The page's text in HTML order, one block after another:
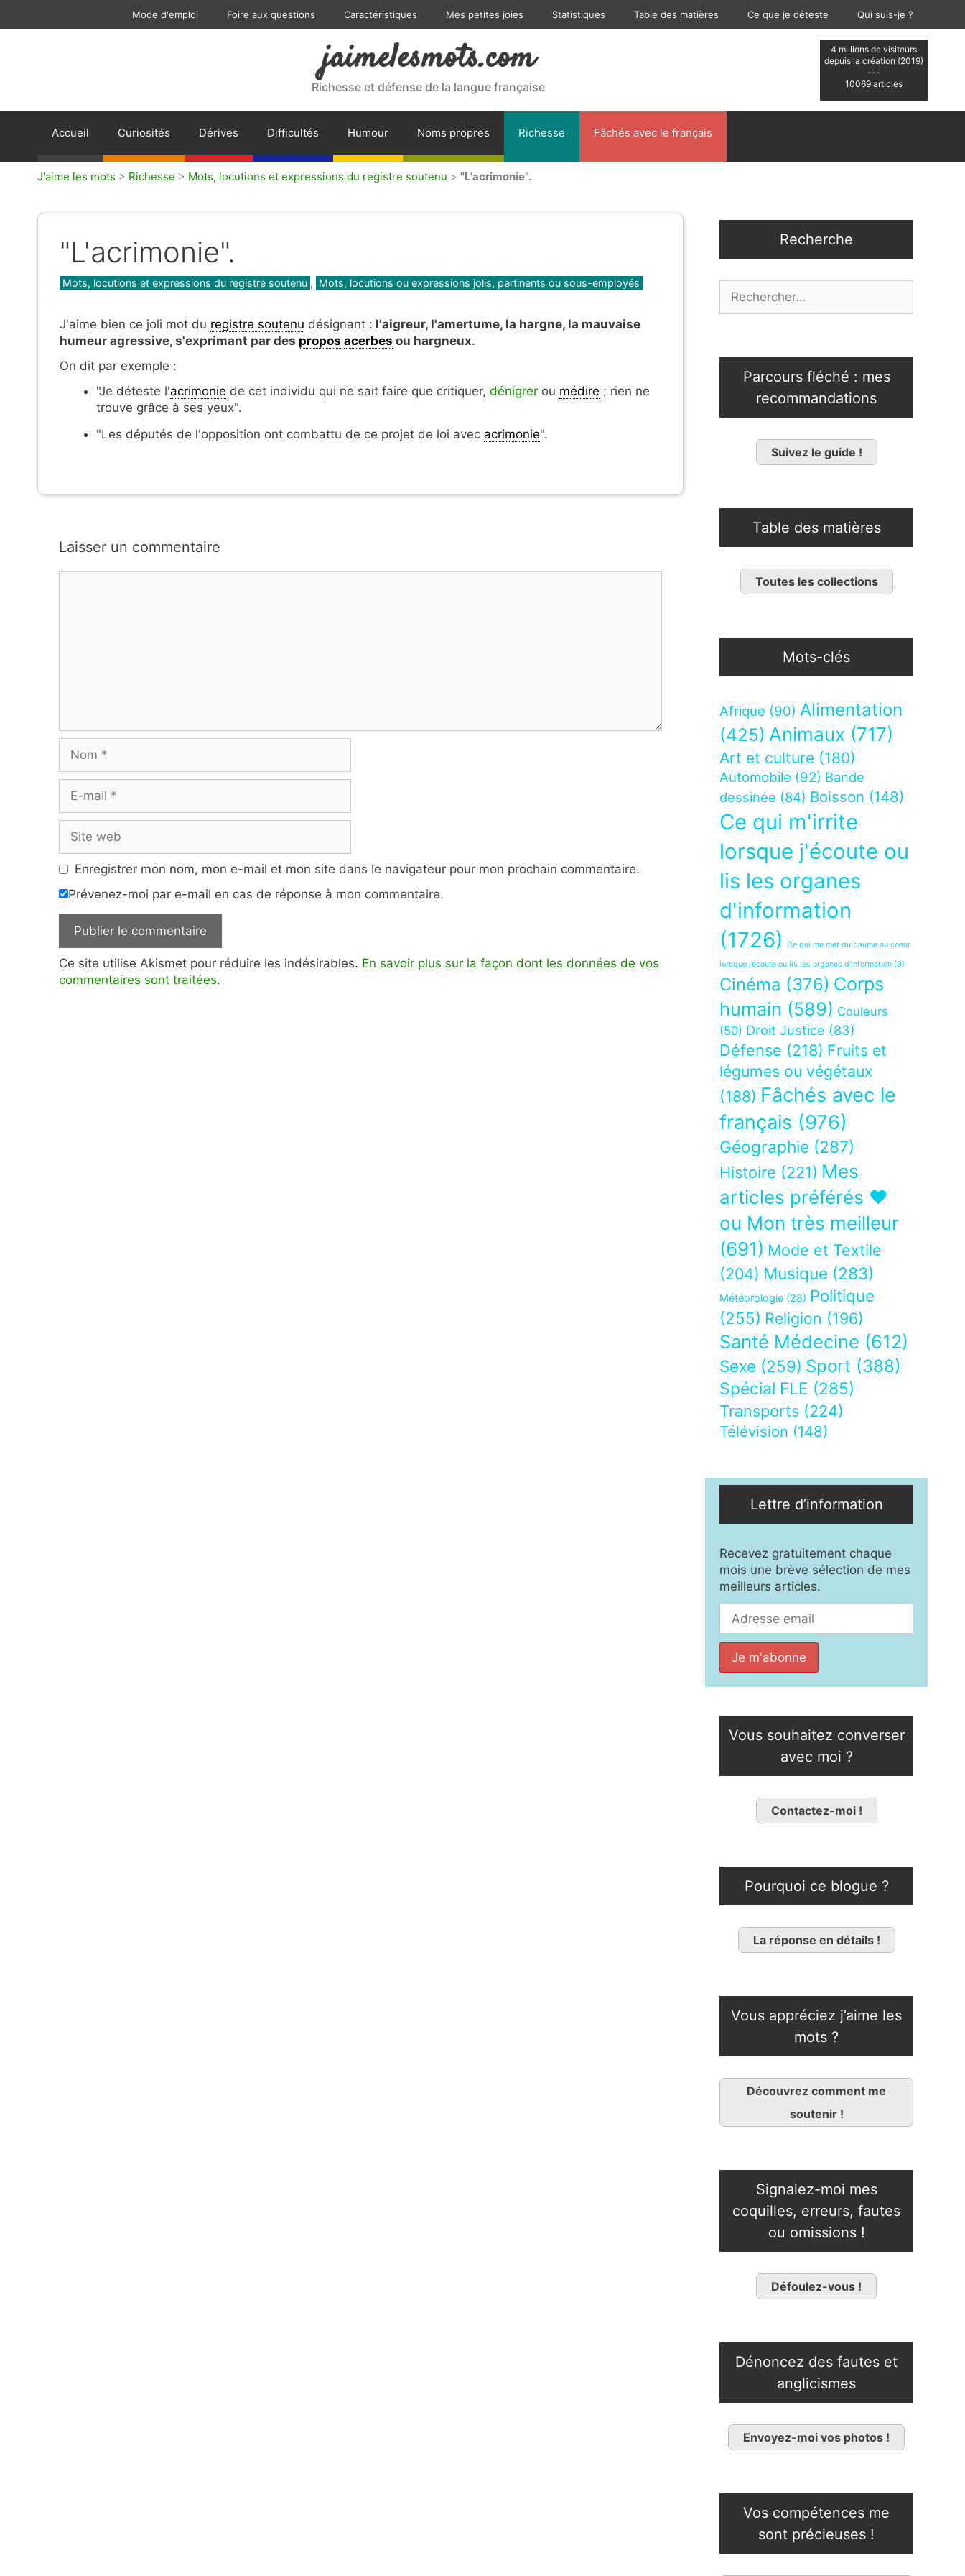
Mode d'emploi Foire aux questions Caractéristiques Mes petites joies Statistiques Table des matières Ce que je déteste Qui suis-je ?
4 millions de visiteurs
depuis la création (2019)
---
10069 articles
jaimelesmots.com
Richesse et défense de la langue française
Accueil Curiosités Dérives Difficultés Humour Noms propres Richesse Fâchés avec le français
J'aime les mots > Richesse > Mots, locutions et expressions du registre soutenu > "L'acrimonie".
"L'acrimonie".
Catégories
Mots, locutions et expressions du registre soutenu , Mots, locutions ou expressions jolis, pertinents ou sous-employés
J'aime bien ce joli mot du registre soutenu désignant : l'aigreur, l'amertume, la hargne, la mauvaise
humeur agressive, s'exprimant par des propos acerbes ou hargneux.
On dit par exemple :
"Je déteste l'acrimonie de cet individu qui ne sait faire que critiquer, dénigrer ou médire ; rien ne
trouve grâce à ses yeux".
"Les députés de l'opposition ont combattu de ce projet de loi avec acrimonie".
Laisser un commentaire
mail
web
Enregistrer mon nom, mon e-mail et mon site dans le navigateur pour mon prochain commentaire.
Prévenez-moi par e-mail en cas de réponse à mon commentaire.
Ce site utilise Akismet pour réduire les indésirables. En savoir plus sur la façon dont les données de vos
commentaires sont traitées.
Recherche
Parcours fléché : mes
recommandations
Suivez le guide !
Table des matières
Toutes les collections
Mots-clés
Afrique (90) Alimentation
(425) Animaux (717)
Art et culture (180)
Automobile (92) Bande
dessinée (84) Boisson (148)
Ce qui m'irrite
lorsque j'écoute ou
lis les organes
d'information
(1726)
Ce qui me met du baume au coeur
lorsque j’écoute ou lis les organes d’information (9)
Cinéma (376) Corps
humain (589) Couleurs
(50) Droit Justice (83)
Défense (218) Fruits et
légumes ou végétaux
(188) Fâchés avec le
français (976)
Géographie (287)
Histoire (221) Mes
articles préférés ❤
ou Mon très meilleur
(691) Mode et Textile
(204) Musique (283)
Météorologie (28) Politique
(255) Religion (196)
Santé Médecine (612)
Sexe (259) Sport (388)
Spécial FLE (285)
Transports (224)
Télévision (148)
Lettre d’information
Recevez gratuitement chaque
mois une brève sélection de mes
meilleurs articles.
Vous souhaitez converser
avec moi ?
Contactez-moi !
Pourquoi ce blogue ?
La réponse en détails !
Vous appréciez j’aime les
mots ?
Découvrez comment me
soutenir !
Signalez-moi mes
coquilles, erreurs, fautes
ou omissions !
Défoulez-vous !
Dénoncez des fautes et
anglicismes
Envoyez-moi vos photos !
Vos compétences me
sont précieuses !